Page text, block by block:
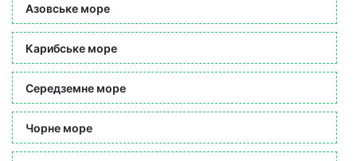
Азовське море
Карибське море
Середземне море
Чорне море